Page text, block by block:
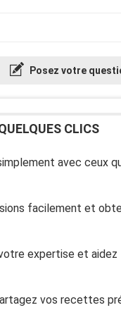
Posez votre
CLICS
avec ceux
facilement et
expertise et aidez
vos recettes